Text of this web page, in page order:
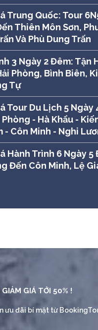
Trung Quốc: Tour
Thiên Môn Sơn,
Và Phù Dung Trấn
3 Ngày 2 Đêm: Tận
Phòng, Bình Biên,
Tự
Tour Du Lịch 5 Ngày
- Hà Khẩu -
- Côn Minh - Nghi
Hành Trình 6 Ngày 5
Đến Côn Minh, Lệ
GIẢM GIÁ TỚI 50% !
ưu đãi bí mật từ